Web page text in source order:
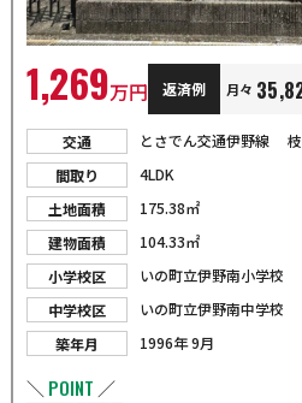
1,269万円 返済例 月々
交通
とさでん交通伊野線
間取り
4LDK
土地面積
175.38㎡
建物面積
104.33㎡
小学校区
いの町立伊野南小学校
中学校区
いの町立伊野南中学校
築年月
1996年 9月
＼ POINT ／